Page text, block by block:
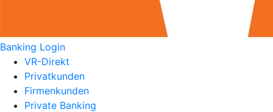
Banking Login
VR-Direkt
Privatkunden
Firmenkunden
Private Banking